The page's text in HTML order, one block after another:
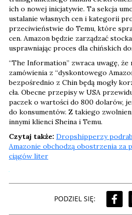
ich o nowej inicjatywie. Ta sekcja
ustalanie własnych cen i kategorii
przeciwieństwie do Temu, które
cen. Amazon będzie zarządzać
usprawniając proces dla chińskich
“The Information” zwraca uwagę, że
zamówienia z “dyskontowego
bezpośrednio z Chin będą mogły
cła. Obecne przepisy w USA
paczek o wartości do 800 dolarów,
do konsumentów. Z takiego
innymi klienci Sheina i Temu.
Czytaj także: Dropshipperzy
Amazonie obchodzą obostrzenia za
ciągów liter
PODZIEL SIĘ: